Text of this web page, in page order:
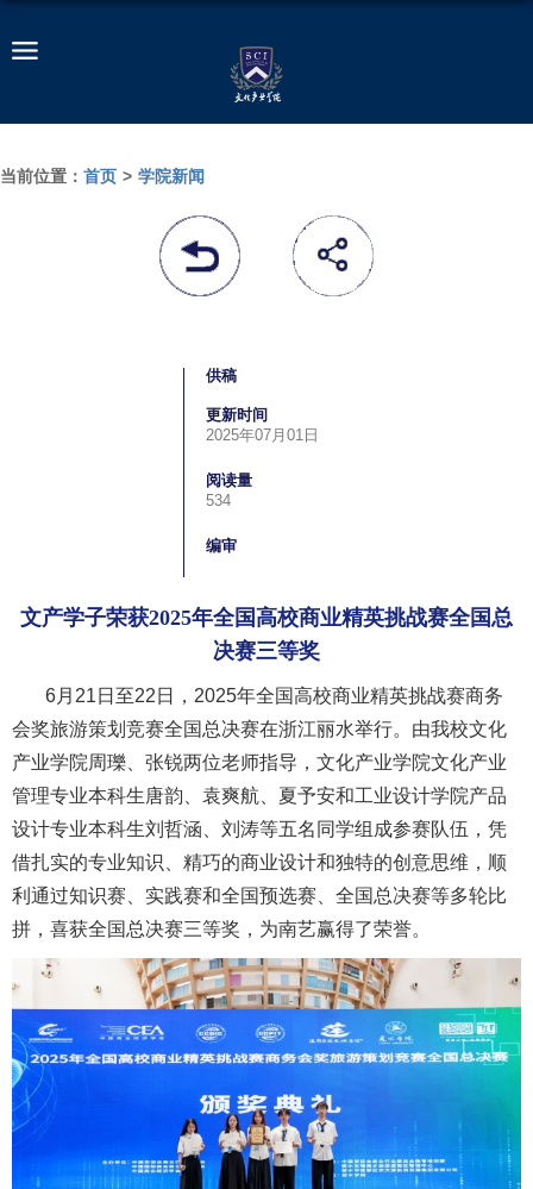
当前位置： 首页 > 学院新闻
供稿
更新时间
2025年07月01日
阅读量
534
编审
文产学子荣获2025年全国高校商业精英挑战赛全国总
决赛三等奖
6月21日至22日，2025年全国高校商业精英挑战赛商务
会奖旅游策划竞赛全国总决赛在浙江丽水举行。由我校文化
产业学院周瓅、张锐两位老师指导，文化产业学院文化产业
管理专业本科生唐韵、袁爽航、夏予安和工业设计学院产品
设计专业本科生刘哲涵、刘涛等五名同学组成参赛队伍，凭
借扎实的专业知识、精巧的商业设计和独特的创意思维，顺
利通过知识赛、实践赛和全国预选赛、全国总决赛等多轮比
拼，喜获全国总决赛三等奖，为南艺赢得了荣誉。